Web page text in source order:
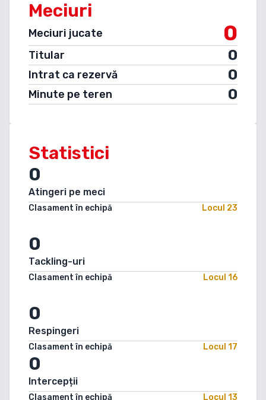
Meciuri
Meciuri jucate 0
Titular 0
Intrat ca rezervă 0
Minute pe teren 0
Statistici
0
Atingeri pe meci
Clasament în echipă Locul 23
0
Tackling-uri
Clasament în echipă Locul 16
0
Respingeri
Clasament în echipă Locul 17
0
Intercepții
Clasament în echipă Locul 13